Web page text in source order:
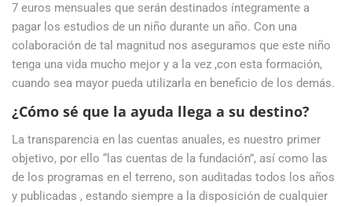
7 euros mensuales que serán destinados íntegramente a
pagar los estudios de un niño durante un año. Con una
colaboración de tal magnitud nos aseguramos que este niño
tenga una vida mucho mejor y a la vez ,con esta formación,
cuando sea mayor pueda utilizarla en beneficio de los demás.
¿Cómo sé que la ayuda llega a su destino?
La transparencia en las cuentas anuales, es nuestro primer
objetivo, por ello “las cuentas de la fundación”, así como las
de los programas en el terreno, son auditadas todos los años
y publicadas , estando siempre a la disposición de cualquier